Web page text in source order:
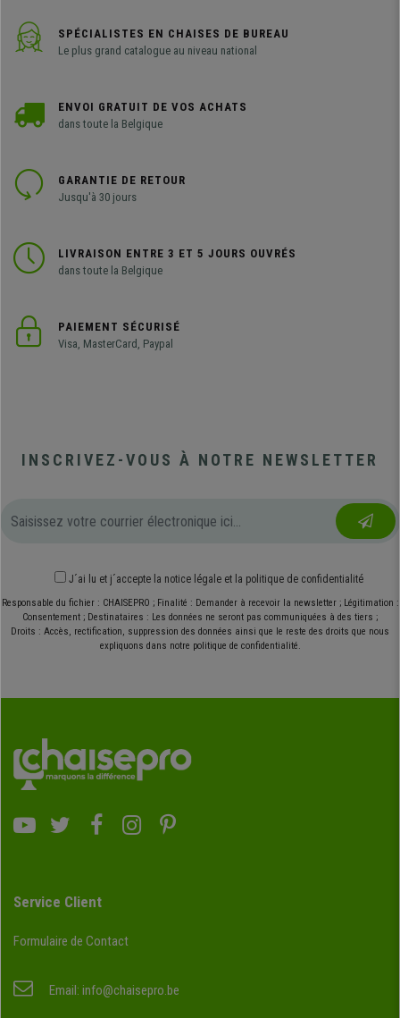
SPÉCIALISTES EN CHAISES DE BUREAU
Le plus grand catalogue au niveau national
ENVOI GRATUIT DE VOS ACHATS
dans toute la Belgique
GARANTIE DE RETOUR
Jusqu'à 30 jours
LIVRAISON ENTRE 3 ET 5 JOURS OUVRÉS
dans toute la Belgique
PAIEMENT SÉCURISÉ
Visa, MasterCard, Paypal
INSCRIVEZ-VOUS À NOTRE NEWSLETTER
J´ai lu et j´accepte la notice légale et la politique de confidentialité
Responsable du fichier : CHAISEPRO ; Finalité : Demander à recevoir la newsletter ; Légitimation :
Consentement ; Destinataires : Les données ne seront pas communiquées à des tiers ;
Droits : Accès, rectification, suppression des données ainsi que le reste des droits que nous
expliquons dans notre politique de confidentialité.
Service Client
Formulaire de Contact
Email: info@chaisepro.be